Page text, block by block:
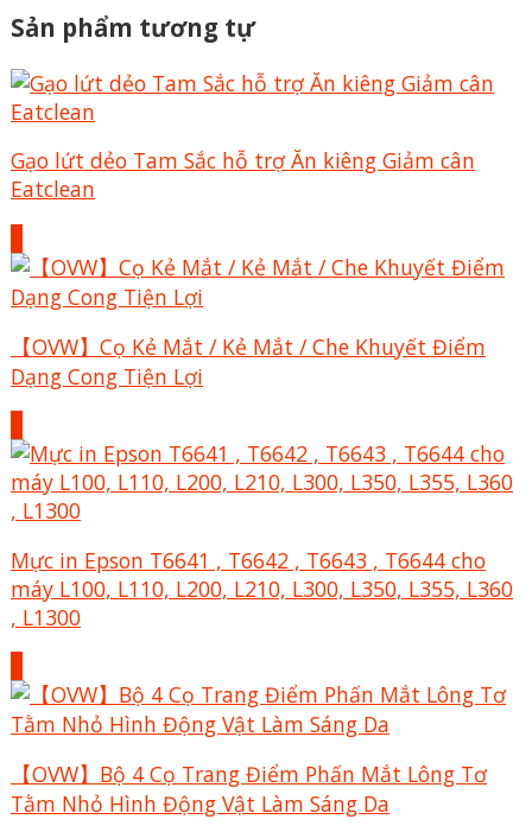
Sản phẩm tương tự
Gạo lứt dẻo Tam Sắc hỗ trợ Ăn kiêng Giảm cân
Eatclean
【OVW】Cọ Kẻ Mắt / Kẻ Mắt / Che Khuyết Điểm
Dạng Cong Tiện Lợi
Mực in Epson T6641 , T6642 , T6643 , T6644 cho
máy L100, L110, L200, L210, L300, L350, L355, L360
, L1300
【OVW】Bộ 4 Cọ Trang Điểm Phấn Mắt Lông Tơ
Tằm Nhỏ Hình Động Vật Làm Sáng Da